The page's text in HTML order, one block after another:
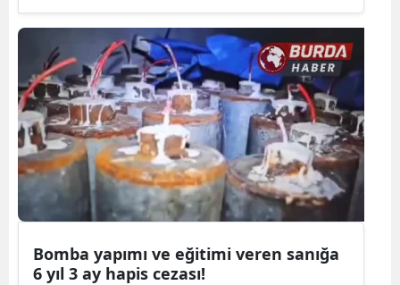
Bomba yapımı ve eğitimi veren sanığa
6 yıl 3 ay hapis cezası!